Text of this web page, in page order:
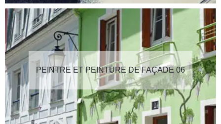
PEINTRE ET PEINTURE DE FAÇADE 06